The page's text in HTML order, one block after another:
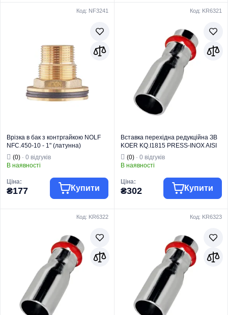
Латунний фітинг
Призначення
Для води
Врізка
Латунний фітинг
Для води
Врізка
Код: NF3241
Врізка в бак з контргайкою NOLF
NFC.450-10 - 1" (латунна)
(NF3241)
(0) · 0 відгуків
В наявності
Ціна:
₴177 Купити
Латунний фітинг
Для води
Врізка
Код: KR6321
Вставка перехідна редукційна ЗВ
KOER KQ.I1815 PRESS-INOX AISI
304 18x15 (KR6321)
(0)· 0 відгуків
В наявності
Ціна:
₴302 Купити
Система
PRESS-INOX
Вид виробу
Вставка
перехідна
редукційна
PRESS-INOX
Призначення
Для переходу
між трубами або
фітингами
Код: KR6322 Код: KR6323